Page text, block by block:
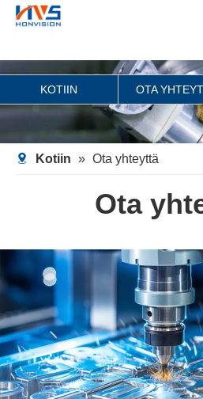
KOTIIN OTA
Kotiin » Ota yhteyttä
Ota